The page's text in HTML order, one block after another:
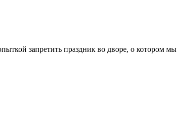
запретить праздник во дворе, о котором мы